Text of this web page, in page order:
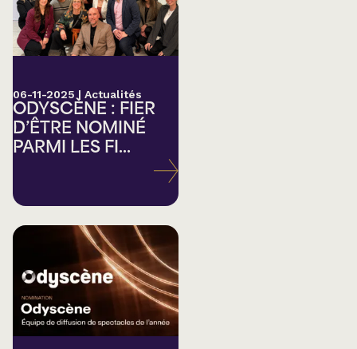
06-11-2025 | Actualités
ODYSCÈNE : FIER
D’ÊTRE NOMINÉ
PARMI LES FI...